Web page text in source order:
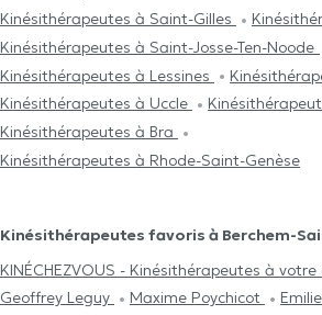
Kinésithérapeutes à Saint-Gilles
Kinésithérapeutes à Saint-Josse-Ten-Noode
Kinésithérapeutes à Lessines
Kinésithérapeutes à Uccle
Kinésithérapeutes à Bra
Kinésithérapeutes à Rhode-Saint-Genèse
Kinésithérapeutes favoris à Berchem-
KINÉCHEZVOUS - Kinésithérapeutes à
Geoffrey Leguy
Maxime Poychicot